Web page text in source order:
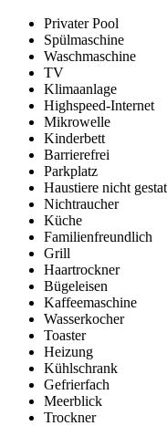
Privater Pool
Spülmaschine
Waschmaschine
TV
Klimaanlage
Highspeed-Internet
Mikrowelle
Kinderbett
Barrierefrei
Parkplatz
Haustiere nicht
Nichtraucher
Küche
Familienfreundlich
Grill
Haartrockner
Bügeleisen
Kaffeemaschine
Wasserkocher
Toaster
Heizung
Kühlschrank
Gefrierfach
Meerblick
Trockner